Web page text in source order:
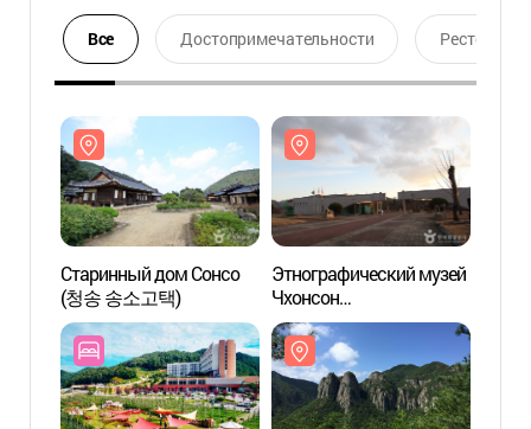
Все Достопримечательности Ресторан
Старинный дом Сонсо
(청송 송소고택)
Этнографический музей
Чхонсон
(청송민속박물관)